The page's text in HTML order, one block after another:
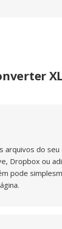
arquivos do
Dropbox ou
pode